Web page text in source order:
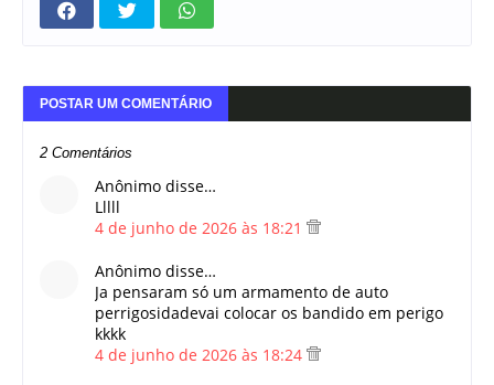
POSTAR UM COMENTÁRIO
2 Comentários
Anônimo disse…
Lllll
4 de junho de 2026 às 18:21
Anônimo disse…
Ja pensaram só um armamento de auto
perrigosidadevai colocar os bandido em perigo
kkkk
4 de junho de 2026 às 18:24